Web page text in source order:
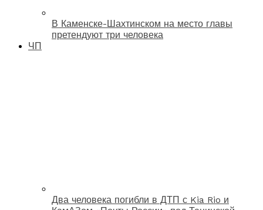
В Каменске-Шахтинском на место главы
претендуют три человека
ЧП
Два человека погибли в ДТП с Kia Rio и